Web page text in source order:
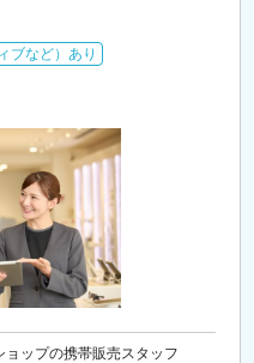
ブなど）あり
ョップの携帯販売スタッフ